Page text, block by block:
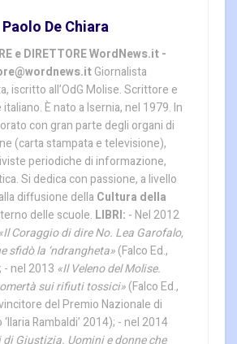
Paolo De Chiara
e DIRETTORE WordNews.it -
Giornalista
iscritto all’OdG Molise. Scrittore e
È nato a Isernia, nel 1979. In
con gran parte degli organi di
(carta stampata e televisione),
periodiche di informazione,
Si dedica con passione, a livello
diffusione della Cultura della
delle scuole. LIBRI: - Nel 2012
Coraggio di dire No. Lea Garofalo,
sfidò la ‘ndrangheta»(Falco Ed.,
- nel 2013 «Il Veleno del Molise.
sui rifiuti tossici»(Falco Ed.,
del Premio Nazionale di
Rambaldi’ 2014); - nel 2014
Giustizia. Uomini e donne che